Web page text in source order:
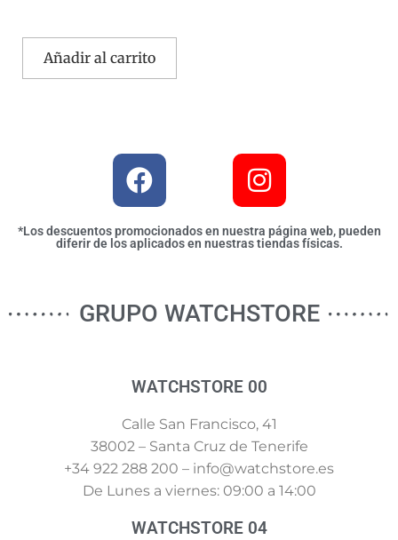
Añadir al carrito
*Los descuentos promocionados en nuestra página web, pueden
diferir de los aplicados en nuestras tiendas físicas.
GRUPO WATCHSTORE
WATCHSTORE 00
Calle San Francisco, 41
38002 – Santa Cruz de Tenerife
+34 922 288 200 – info@watchstore.es
De Lunes a viernes: 09:00 a 14:00
WATCHSTORE 04